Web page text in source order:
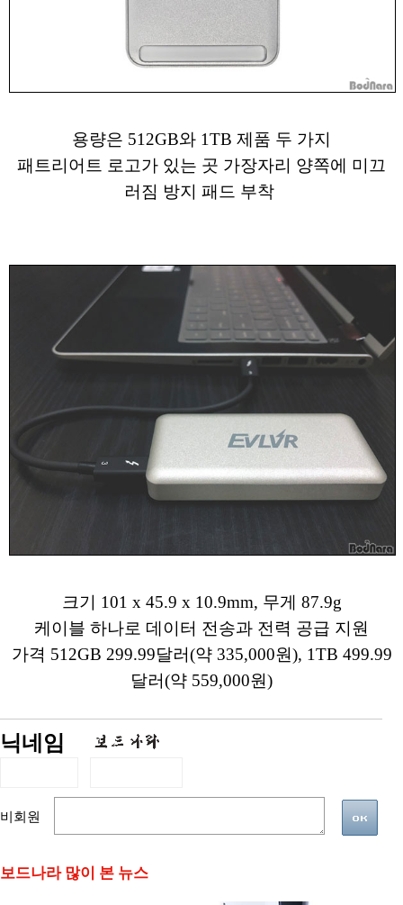
용량은 512GB와 1TB 제품 두 가지
패트리어트 로고가 있는 곳 가장자리 양쪽에 미끄
러짐 방지 패드 부착
크기 101 x 45.9 x 10.9mm, 무게 87.9g
케이블 하나로 데이터 전송과 전력 공급 지원
가격 512GB 299.99달러(약 335,000원), 1TB 499.99
달러(약 559,000원)
닉네임
비회원
보드나라 많이 본 뉴스